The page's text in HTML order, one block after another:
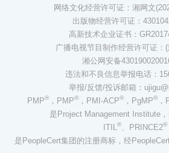
网络文化经营许可证：湘网文
出版物经营许可证：
高新技术企业证书：
广播电视节目制作经营许可证：
湘公网安备
违法和不良信息举报电话：
举报/反馈/投诉邮箱：
PMP®，PMP®，PMI-ACP®，PgMP®，
是Project Management Institute
ITIL®、PRINCE2®
是PeopleCert集团的注册商标，经